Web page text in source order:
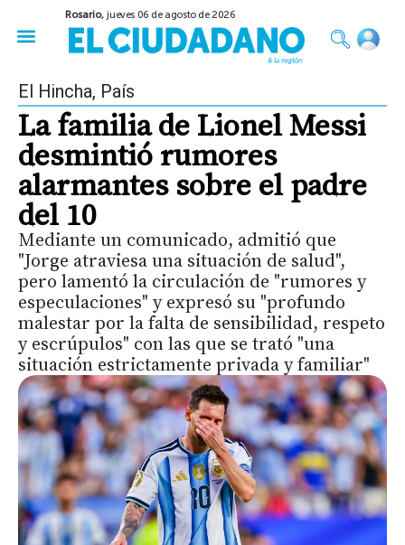
Rosario,jueves 06 de agosto de 2026
El Hincha, País
La familia de Lionel Messi
desmintió rumores
alarmantes sobre el padre
del 10
Mediante un comunicado, admitió que
"Jorge atraviesa una situación de salud",
pero lamentó la circulación de "rumores y
especulaciones" y expresó su "profundo
malestar por la falta de sensibilidad, respeto
y escrúpulos" con las que se trató "una
situación estrictamente privada y familiar"